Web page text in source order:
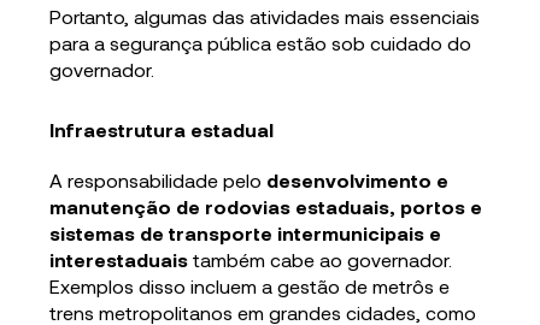
Portanto, algumas das atividades mais essenciais
para a segurança pública estão sob cuidado do
governador.
Infraestrutura estadual
A responsabilidade pelo desenvolvimento e
manutenção de rodovias estaduais, portos e
sistemas de transporte intermunicipais e
interestaduaistambém cabe ao governador.
Exemplos disso incluem a gestão de metrôs e
trens metropolitanos em grandes cidades, como